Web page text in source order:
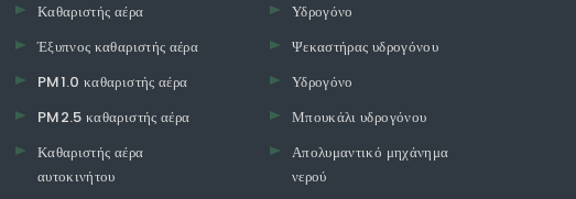
Καθαριστής αέρα
Έξυπνος καθαριστής αέρα
PM1.0 καθαριστής αέρα
PM2.5 καθαριστής αέρα
Καθαριστής αέρα
αυτοκινήτου
Υδρογόνο
Ψεκαστήρας υδρογόνου
Υδρογόνο
Μπουκάλι υδρογόνου
Απολυμαντικό μηχάνημα
νερού